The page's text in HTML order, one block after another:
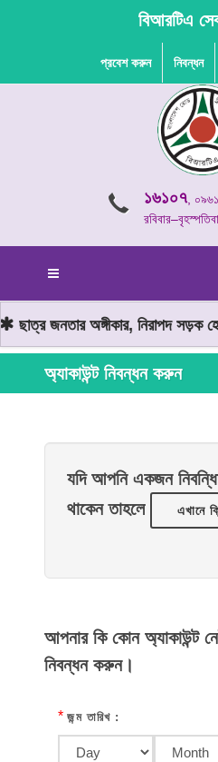
বিআরটিএ
প্রবেশ করুন নিবন্ধন
১৬১০৭,
ছাত্র জনতার অঙ্গীকার, নিরাপদ সড়ক
অ্যাকাউন্ট নিবন্ধন করুন
যদি আপনি একজন
থাকেন তাহলে
এখানে
আপনার কি কোন অ্যাকাউন্ট
নিবন্ধন করুন।
* জন্ম তারিখ :